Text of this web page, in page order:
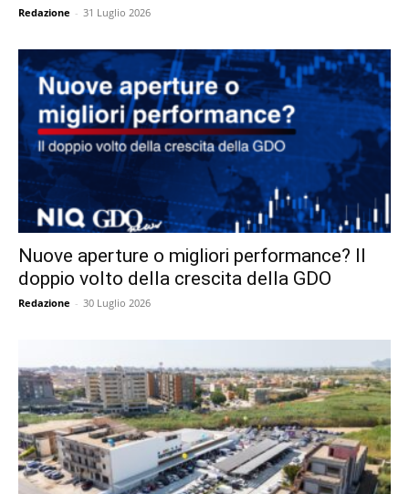
Redazione - 31 Luglio 2026
Nuove aperture o migliori performance? Il
doppio volto della crescita della GDO
Redazione - 30 Luglio 2026